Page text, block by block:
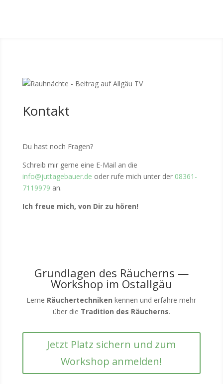
Kontakt
Du hast noch Fragen?
Schreib mir gerne eine E-Mail an die
info@juttagebauer.de oder rufe mich unter der 08361-
7119979 an.
Ich freue mich, von Dir zu hören!
Grundlagen des Räucherns —
Workshop im Ostallgäu
Lerne Räuchertechniken kennen und erfahre mehr
über die Tradition des Räucherns.
Jetzt Platz sichern und zum
Workshop anmelden!